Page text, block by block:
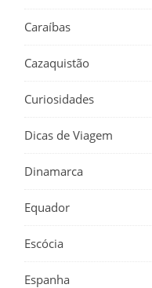
Caraíbas
Cazaquistão
Curiosidades
Dicas de Viagem
Dinamarca
Equador
Escócia
Espanha